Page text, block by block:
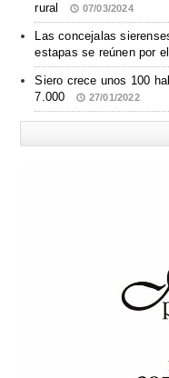
rural
07/03/2024
Las concejalas
estapas se reúnen por
Siero crece unos 100
7.000
27/01/2022